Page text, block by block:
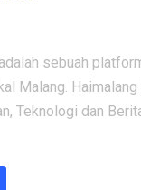
adalah sebuah
Malang.
Teknologi dan